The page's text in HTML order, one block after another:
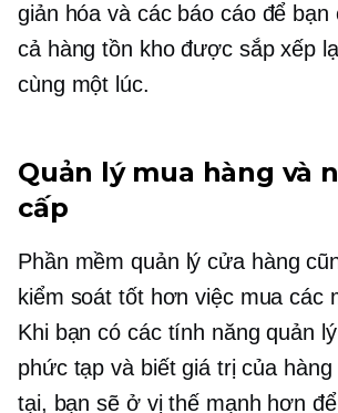
giản hóa và các báo cáo để
cả hàng tồn kho được sắp xếp
cùng một lúc.
Quản lý mua hàng và
cấp
Phần mềm quản lý cửa hàng
kiểm soát tốt hơn việc mua các
Khi bạn có các tính năng quản
phức tạp và biết giá trị của hàng
tại, bạn sẽ ở vị thế mạnh hơn